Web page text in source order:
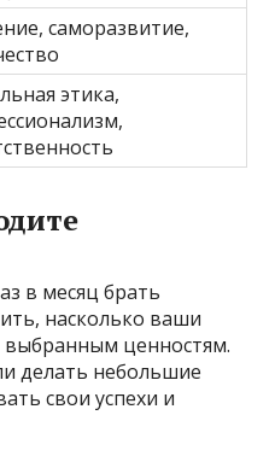
саморазвитие,
этика,
в месяц брать
насколько ваши
выбранным ценностям.
делать небольшие
свои успехи и